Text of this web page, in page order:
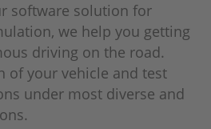
software solution for
we help you getting
driving on the road.
of your vehicle and test
under most diverse and